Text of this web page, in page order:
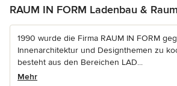
RAUM IN FORM Ladenbau &
1990 wurde die Firma RAUM IN FORM
Innenarchitektur und Designthemen zu
besteht aus den Bereichen LAD...
Mehr